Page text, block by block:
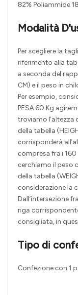
82% Poliammide
Modalità
Per scegliere la
riferimento alla
a seconda del
CM) e il peso in
Per esempio,
PESA 60 Kg
troviamo l’altezza
della tabella
corrisponderà
compresa fra i 160
cerchiamo il peso
della tabella
considerazione la
Dall’intersezione
riga
consigliata, in
Tipo di
Confezione con 1